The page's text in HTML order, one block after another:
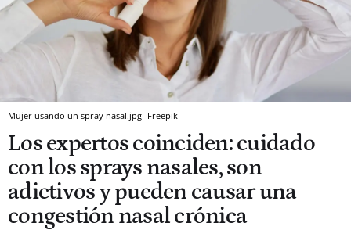
Mujer usando un spray nasal.jpg Freepik
Los expertos coinciden: cuidado
con los sprays nasales, son
adictivos y pueden causar una
congestión nasal crónica